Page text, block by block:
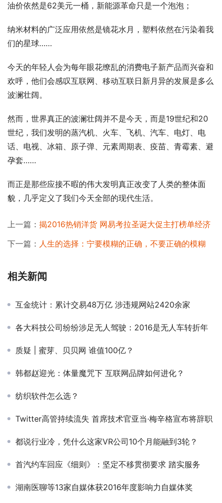
油价依然是62美元一桶，新能源革命只是一个泡泡；
纳米材料的广泛应用依然是镜花水月，塑料依然在污染着我
们的星球……
今天的年轻人会为每年眼花缭乱的消费电子新产品而兴奋和
欢呼，他们会感叹互联网、移动互联日新月异的发展是多么
波澜壮阔。
然而，世界真正的波澜壮阔并不是今天，而是19世纪和20
世纪，我们发明的蒸汽机、火车、飞机、汽车、电灯、电
话、电视、冰箱、原子弹、元素周期表、疫苗、青霉素、避
孕套……
而正是那些应接不暇的伟大发明真正改变了人类的整体面
貌，几乎定义了我们今天全部的现代生活。
上一篇： 揭2016热销洋货 网易考拉圣诞大促主打榜单经济
下一篇： 人生的选择：宁要模糊的正确，不要正确的模糊
相关新闻
互金统计：累计交易48万亿 涉违规网站2420余家
各大科技公司纷纷涉足无人驾驶：2016是无人车转折年
质疑 | 蜜芽、贝贝网 谁值100亿？
韩都赵迎光：体量魔咒下 互联网品牌如何进化？
纺织软件怎么选？
Twitter高管持续流失 首席技术官亚当·梅辛格宣布将辞职
都说行业冷，凭什么这家VR公司10个月能融到3轮？
首汽约车回应《细则》：坚定不移贯彻要求 踏实服务
湖南医聊等13家自媒体获2016年度影响力自媒体奖